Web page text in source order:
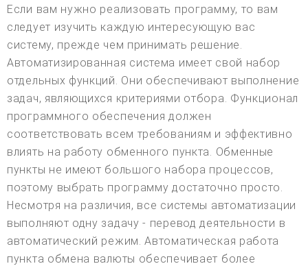
Если вам нужно реализовать программу, то вам
следует изучить каждую интересующую вас
систему, прежде чем принимать решение.
Автоматизированная система имеет свой набор
отдельных функций. Они обеспечивают выполнение
задач, являющихся критериями отбора. Функционал
программного обеспечения должен
соответствовать всем требованиям и эффективно
влиять на работу обменного пункта. Обменные
пункты не имеют большого набора процессов,
поэтому выбрать программу достаточно просто.
Несмотря на различия, все системы автоматизации
выполняют одну задачу - перевод деятельности в
автоматический режим. Автоматическая работа
пункта обмена валюты обеспечивает более